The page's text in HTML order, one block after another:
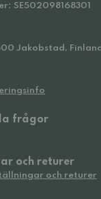
SE502098168301
Jakobstad, Finland
frågor
och returer
och returer